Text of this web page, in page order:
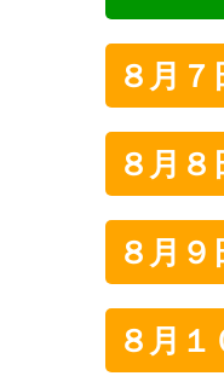
８月７
８月８
８月９
８月１